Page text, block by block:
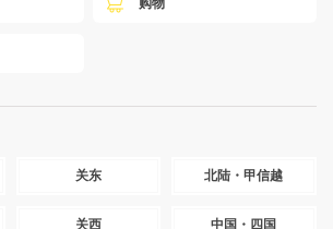
关东 北陆・甲信越
关西 中国・四国